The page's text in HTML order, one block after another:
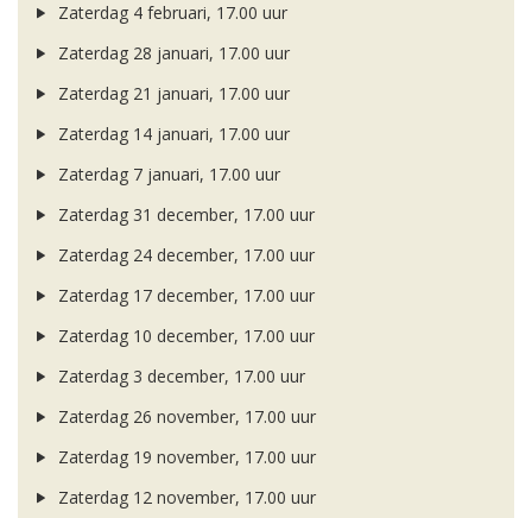
Zaterdag 4 februari, 17.00 uur
Zaterdag 28 januari, 17.00 uur
Zaterdag 21 januari, 17.00 uur
Zaterdag 14 januari, 17.00 uur
Zaterdag 7 januari, 17.00 uur
Zaterdag 31 december, 17.00 uur
Zaterdag 24 december, 17.00 uur
Zaterdag 17 december, 17.00 uur
Zaterdag 10 december, 17.00 uur
Zaterdag 3 december, 17.00 uur
Zaterdag 26 november, 17.00 uur
Zaterdag 19 november, 17.00 uur
Zaterdag 12 november, 17.00 uur